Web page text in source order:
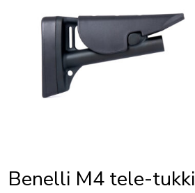
Benelli M4 tele-tukki